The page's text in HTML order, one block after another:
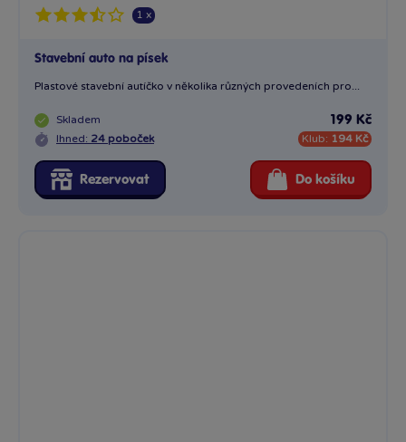
1 x
Stavební auto na písek
Plastové stavební autíčko v několika různých provedeních pro...
Skladem
Ihned: 24 poboček
199 Kč
Klub: 194 Kč
Rezervovat Do košíku